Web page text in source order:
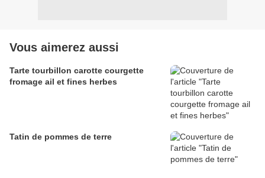
Vous aimerez aussi
Tarte tourbillon carotte courgette
fromage ail et fines herbes
Tatin de pommes de terre